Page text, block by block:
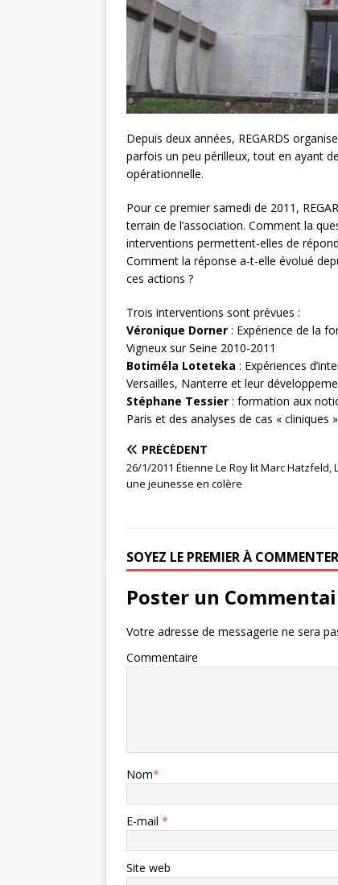
Depuis deux années, REGARDS
parfois un peu périlleux, tout en ayant
opérationnelle.
Pour ce premier samedi de 2011,
terrain de l’association. Comment la
interventions permettent-elles de
Comment la réponse a-t-elle évolué
ces actions ?
Trois interventions sont prévues :
Véronique Dorner : Expérience de la
Vigneux sur Seine 2010-2011
Botiméla Loteteka : Expériences
Versailles, Nanterre et leur
Stéphane Tessier : formation aux
Paris et des analyses de cas « cliniques
PRÉCÉDENT
26/1/2011 Étienne Le Roy lit Marc Hatzfeld,
une jeunesse en colère
SOYEZ LE PREMIER À COMMENTER
Poster un
Votre adresse de messagerie ne sera
Commentaire
Nom*
E-mail *
Site web